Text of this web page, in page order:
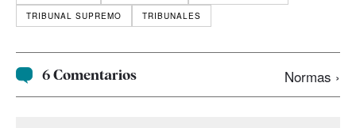
TRIBUNAL SUPREMO
TRIBUNALES
6 Comentarios Normas ›